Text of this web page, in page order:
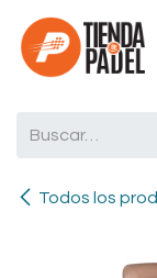
Ir al contenido
Todos los